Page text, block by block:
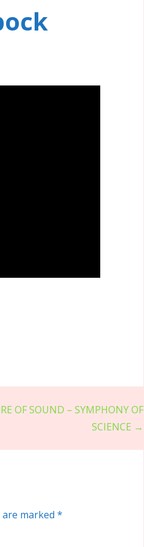
OF SOUND – SYMPHONY OF
SCIENCE →
are marked*